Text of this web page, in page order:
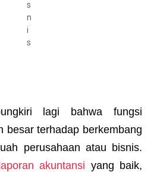
lagi bahwa fungsi
besar terhadap berkembang
perusahaan atau bisnis.
akuntansi yang baik,